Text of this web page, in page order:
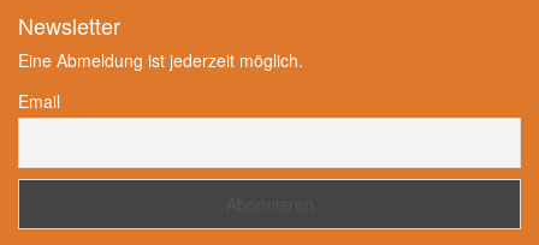
Newsletter
Eine Abmeldung ist jederzeit möglich.
Email